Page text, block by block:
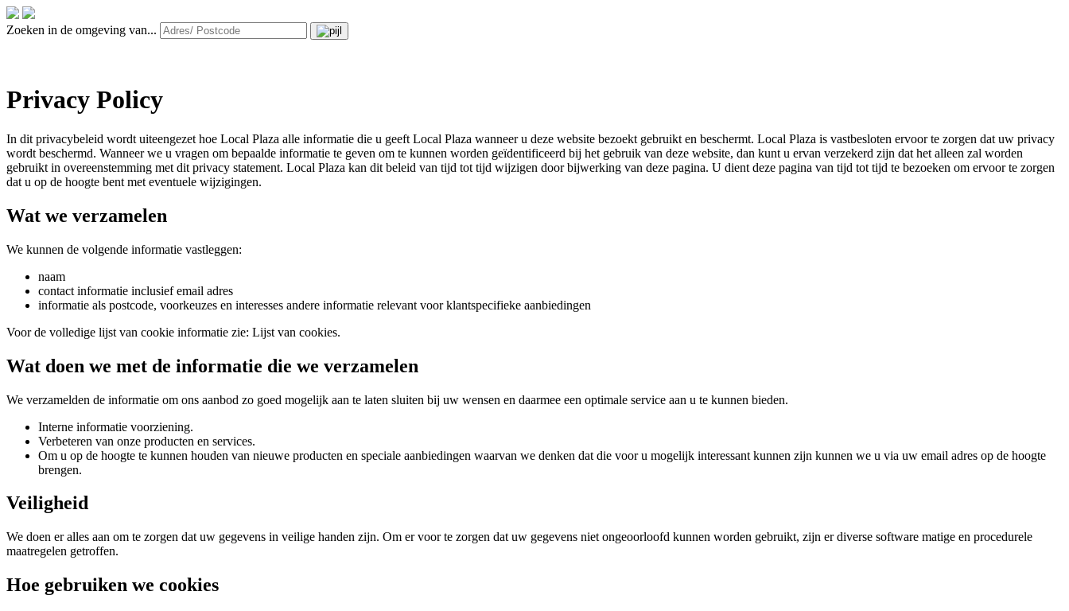
Zoeken in de omgeving van...
Privacy Policy
In dit privacybeleid wordt uiteengezet hoe Local Plaza alle informatie die u geeft Local Plaza wanneer u deze website bezoekt gebruikt en beschermt. Local Plaza is vastbesloten ervoor te zorgen dat uw privacy
wordt beschermd. Wanneer we u vragen om bepaalde informatie te geven om te kunnen worden geïdentificeerd bij het gebruik van deze website, dan kunt u ervan verzekerd zijn dat het alleen zal worden
gebruikt in overeenstemming met dit privacy statement. Local Plaza kan dit beleid van tijd tot tijd wijzigen door bijwerking van deze pagina. U dient deze pagina van tijd tot tijd te bezoeken om ervoor te zorgen
dat u op de hoogte bent met eventuele wijzigingen.
Wat we verzamelen
We kunnen de volgende informatie vastleggen:
naam
contact informatie inclusief email adres
informatie als postcode, voorkeuzes en interesses andere informatie relevant voor klantspecifieke aanbiedingen
Voor de volledige lijst van cookie informatie zie: Lijst van cookies.
Wat doen we met de informatie die we verzamelen
We verzamelden de informatie om ons aanbod zo goed mogelijk aan te laten sluiten bij uw wensen en daarmee een optimale service aan u te kunnen bieden.
Interne informatie voorziening.
Verbeteren van onze producten en services.
Om u op de hoogte te kunnen houden van nieuwe producten en speciale aanbiedingen waarvan we denken dat die voor u mogelijk interessant kunnen zijn kunnen we u via uw email adres op de hoogte
brengen.
Veiligheid
We doen er alles aan om te zorgen dat uw gegevens in veilige handen zijn. Om er voor te zorgen dat uw gegevens niet ongeoorloofd kunnen worden gebruikt, zijn er diverse software matige en procedurele
maatregelen getroffen.
Hoe gebruiken we cookies